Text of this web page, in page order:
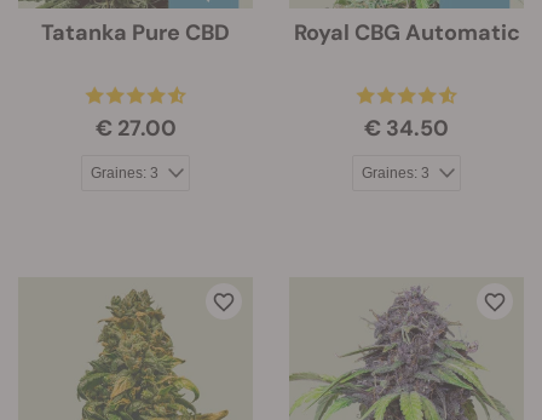
Tatanka Pure CBD
€ 27.00
Royal CBG Automatic
€ 34.50